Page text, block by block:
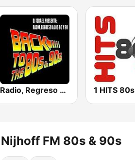
Radio, Regreso a los 80 y 90 1 HITS 80s
Nijhoff FM 80s & 90s